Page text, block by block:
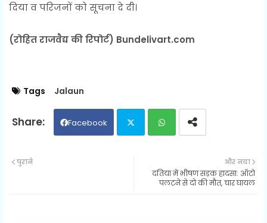
दिया व परिजनों को सूचना दे दी।
(रोहित राजवैद्य की रिपोर्ट) Bundelivart.com
Tags Jalaun
Facebook
ats
और नया
दतिया में भीषण सड़क हादसा: ऑटो
पलटने से दो की मौत, चार घायल
पुराने